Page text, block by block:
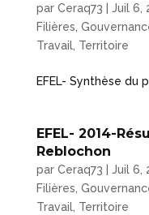
par Ceraq73 Juil 6,
Filières
Travail, Territoire
EFEL- Synthèse du
EFEL- 2014-
Reblochon
par Ceraq73 Juil 6,
Filières
Travail, Territoire